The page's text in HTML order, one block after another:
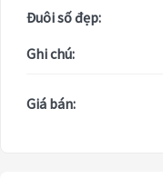
Đuôi số đẹp:
Ghi chú:
Giá bán: